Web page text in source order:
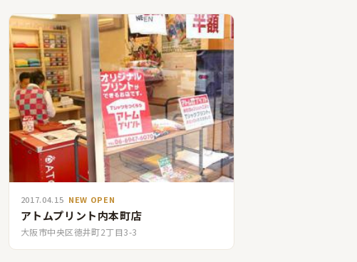
2017.04.15 NEW OPEN
アトムプリント内本町店
大阪市中央区徳井町2丁目3-3